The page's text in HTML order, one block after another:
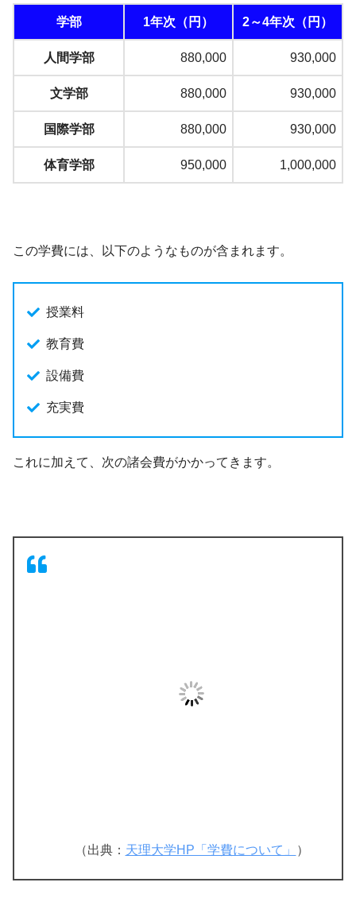
学部 1年次（円） 2～4年次（円）
人間学部 880,000 930,000
文学部 880,000 930,000
国際学部 880,000 930,000
体育学部 950,000 1,000,000
この学費には、以下のようなものが含まれます。
授業料
教育費
設備費
充実費
これに加えて、次の諸会費がかかってきます。
（出典： 天理大学HP「学費について」 ）